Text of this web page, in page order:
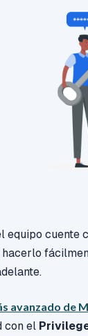
equipo cuente
avanzado de
con el